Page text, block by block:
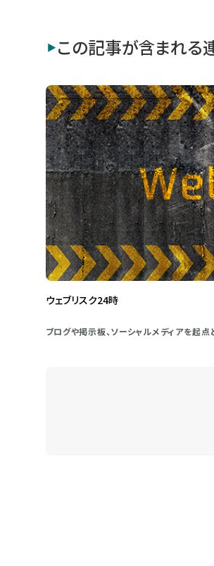
この記事が含まれる
ウェブリスク24時
ブログや掲示板、ソーシャルメディアを起